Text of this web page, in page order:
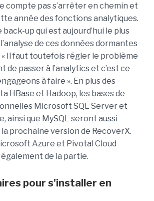
compte pas s’arrêter en chemin et
année des fonctions analytiques.
back-up qui est aujourd’hui le plus
de ces données dormantes
« Il faut toutefois régler le problème
de passer à l’analytics et c’est ce
à faire ». En plus des
HBase et Hadoop, les bases de
Microsoft SQL Server et
ainsi que MySQL seront aussi
prochaine version de RecoverX.
Azure et Pivotal Cloud
de la partie.
pour s'installer en